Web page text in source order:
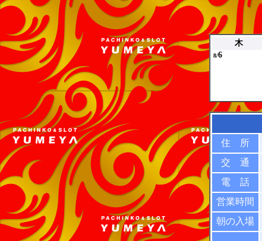
木
8/6
住 所
交 通
電 話
営業時間
朝の入場